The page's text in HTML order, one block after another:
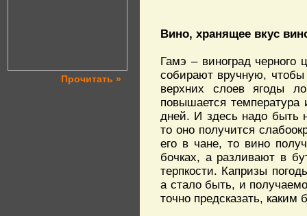
Прочитать »
Вино, хранящее вкус
Гамэ – виноград
собирают вручную,
верхних слоев ягоды
повышается температура
дней. И здесь надо быть
то оно получится
его в чане, то вино
бочках, а разливают в
терпкости. Капризы
а стало быть, и
точно предсказать, каким